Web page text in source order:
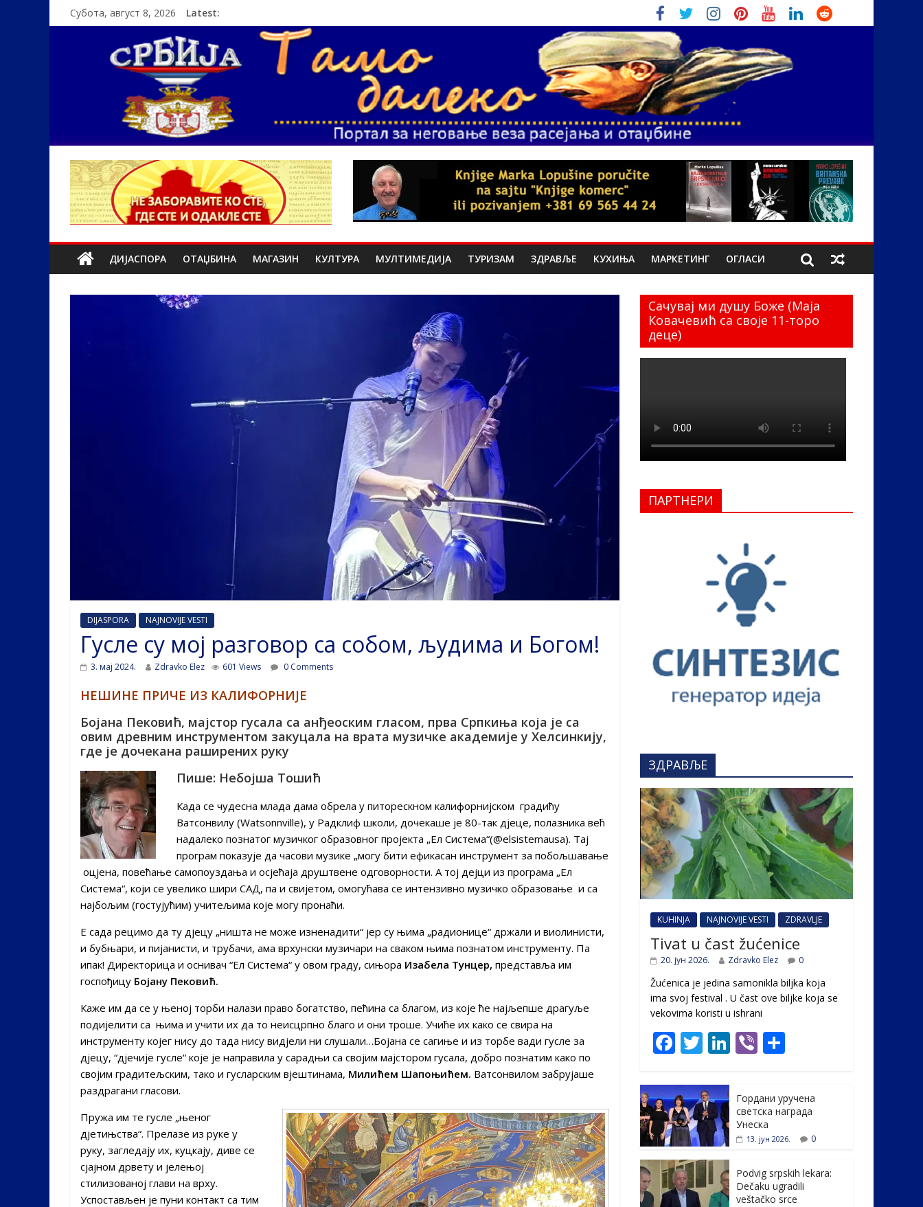
Субота, август 8, 2026 Latest:
ДИЈАСПОРА ОТАЏБИНА МАГАЗИН КУЛТУРА МУЛТИМЕДИЈА ТУРИЗАМ ЗДРАВЉЕ КУХИЊА МАРКЕТИНГ ОГЛАСИ
DIJASPORA NAJNOVIJE VESTI
Гусле су мој разговор са собом, људима и Богом!
3. мај 2024. Zdravko Elez 601 Views 0 Comments
НЕШИНЕ ПРИЧЕ ИЗ КАЛИФОРНИЈЕ
Бојана Пековић, мајстор гусала са анђеоским гласом, прва Српкиња која је са
овим древним инструментом закуцала на врата музичке академије у Хелсинкију,
где је дочекана раширених руку
Пише: Небојша Тошић
Када се чудесна млада дама обрела у питорескном калифорнијском градићу
Ватсонвилу (Watsonnville), у Радклиф школи, дочекаше је 80-так дјеце, полазника већ
надалеко познатог музичког образовног пројекта „Ел Система“(@elsistemausa). Тај
програм показује да часови музике „могу бити ефикасан инструмент за побољшавање
оцјена, повећање самопоуздања и осјећаја друштвене одговорности. А тој дејци из програма „Ел
Система“, који се увелико шири САД, па и свијетом, омогућава се интензивно музичко образовање и са
најбољим (гостујућим) учитељима које могу пронаћи.
Е сада рецимо да ту дјецу „ништа не може изненадити“ јер су њима „радионице“ држали и виолинисти,
и бубњари, и пијанисти, и трубачи, ама врхунски музичари на сваком њима познатом инструменту. Па
ипак! Директорица и оснивач “Ел Система“ у овом граду, сињора Изабела Тунцер, представља им
госпођицу Бојану Пековић.
Каже им да се у њеној торби налази право богатство, пећина са благом, из које ће најљепше драгуље
подијелити са њима и учити их да то неисцрпно благо и они троше. Учиће их како се свира на
инструменту којег нису до тада нису видјели ни слушали…Бојана се сагиње и из торбе вади гусле за
дјецу, “дјечије гусле“ које је направила у сарадњи са својим мајстором гусала, добро познатим како по
својим градитељским, тако и гусларским вјештинама, Милићем Шапоњићем. Ватсонвилом забрујаше
раздрагани гласови.
Пружа им те гусле „њеног
дјетињства“. Прелазе из руке у
руку, загледају их, куцкају, диве се
сјајном дрвету и јелењој
стилизованој глави на врху.
Успостављен је пуни контакт са тим
Сачувај ми душу Боже (Маја
Ковачевић са своје 11-торо
деце)
ПАРТНЕРИ
ЗДРАВЉЕ
KUHINJA NAJNOVIJE VESTI ZDRAVLJE
Tivat u čast žućenice
20. јун 2026. Zdravko Elez 0
Žućenica je jedina samonikla biljka koja
ima svoj festival . U čast ovе biljke koja se
vekovima koristi u ishrani
F
e
b
o
o
k
T
itt
er
Li
e
dI
n
Vi
e
Гордани уручена
светска награда
Унеска
13. јун 2026. 0
Podvig srpskih lekara:
Dečaku ugradili
veštačko srce